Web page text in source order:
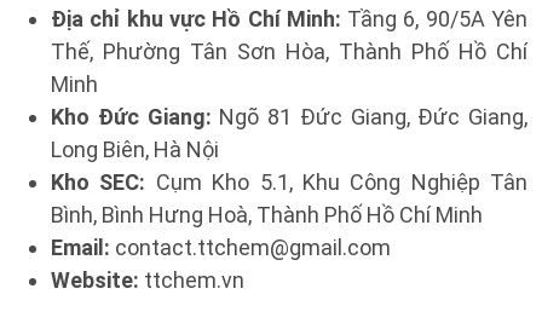
Địa chỉ khu vực Hồ Chí Minh: Tầng 6, 90/5A Yên
Thế, Phường Tân Sơn Hòa, Thành Phố Hồ Chí
Minh
Kho Đức Giang: Ngõ 81 Đức Giang, Đức Giang,
Long Biên, Hà Nội
Kho SEC: Cụm Kho 5.1, Khu Công Nghiệp Tân
Bình, Bình Hưng Hoà, Thành Phố Hồ Chí Minh
Email: contact.ttchem@gmail.com
Website: ttchem.vn